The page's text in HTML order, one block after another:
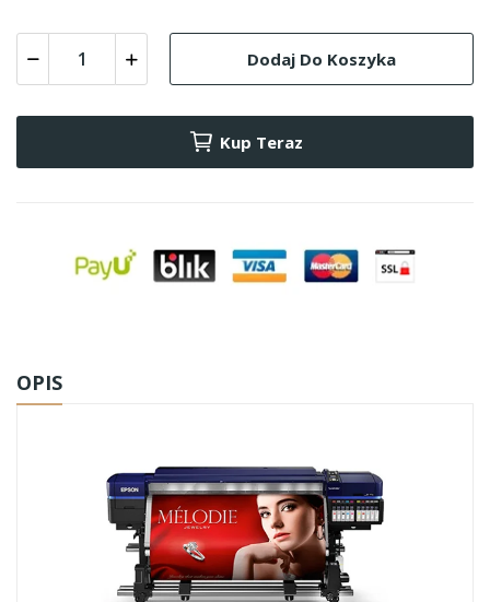
Dodaj Do Koszyka
Kup Teraz
OPIS